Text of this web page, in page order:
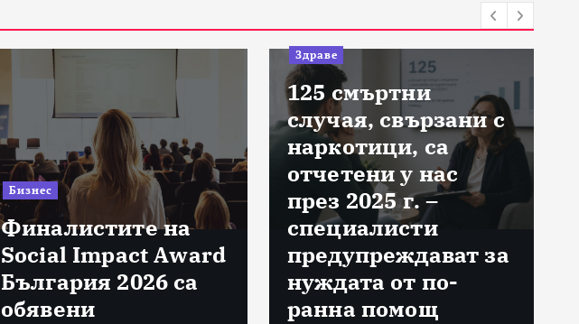
Бизнес
Финалистите на
Social Impact Award
България 2026 са
обявени
Здраве
125 смъртни
случая, свързани с
наркотици, са
отчетени у нас
през 2025 г. –
специалисти
предупреждават за
нуждата от по-
ранна помощ